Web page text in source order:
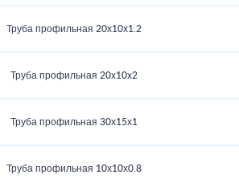
Труба профильная 20х10х1.2
Труба профильная 20х10х2
Труба профильная 30х15х1
Труба профильная 10х10х0.8